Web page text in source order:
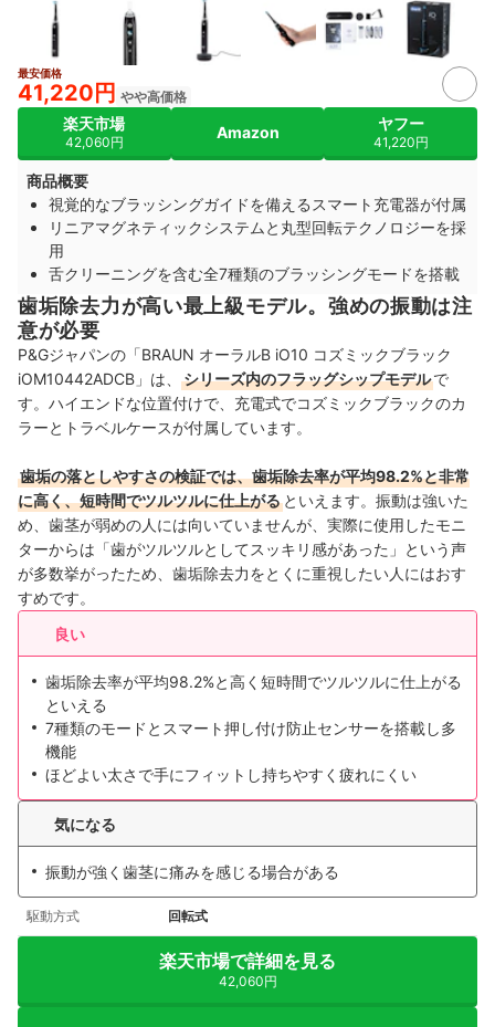
最安価格
41,220円 やや高価格
楽天市場
42,060円
Amazon ヤフー
41,220円
商品概要
視覚的なブラッシングガイドを備えるスマート充電器が付属
リニアマグネティックシステムと丸型回転テクノロジーを採
用
舌クリーニングを含む全7種類のブラッシングモードを搭載
歯垢除去力が高い最上級モデル。強めの振動は注
意が必要
P&Gジャパンの「BRAUN オーラルB iO10 コズミックブラック
iOM10442ADCB」は、
シリーズ内のフラッグシップモデルで
す。ハイエンドな位置付けで、充電式でコズミックブラックのカ
ラーとトラベルケースが付属しています。
歯垢の落としやすさの検証では、歯垢除去率が平均98.2%と非常
に高く、短時間でツルツルに仕上がる といえます。振動は強いた
め、歯茎が弱めの人には向いていませんが、実際に使用したモニ
ターからは「歯がツルツルとしてスッキリ感があった」という声
が多数挙がったため、歯垢除去力をとくに重視したい人にはおす
すめです。
良い
歯垢除去率が平均98.2%と高く短時間でツルツルに仕上がる
といえる
7種類のモードとスマート押し付け防止センサーを搭載し多
機能
ほどよい太さで手にフィットし持ちやすく疲れにくい
気になる
振動が強く歯茎に痛みを感じる場合がある
駆動方式 回転式
楽天市場で詳細を見る
42,060円